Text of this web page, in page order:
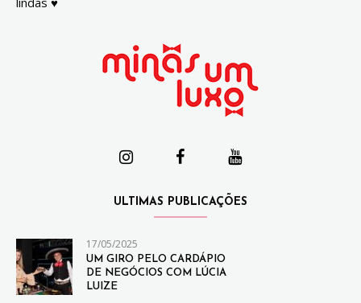
ULTIMAS PUBLICAÇÕES
17/05/2025
UM GIRO PELO CARDÁPIO
DE NEGÓCIOS COM LÚCIA
LUIZE